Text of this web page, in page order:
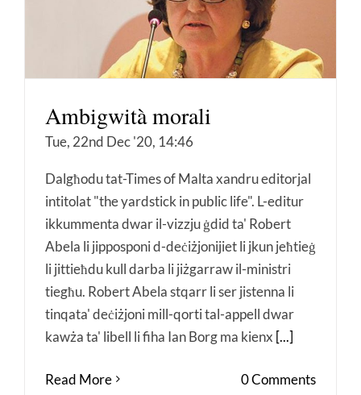
Ambigwità morali
Tue, 22nd Dec '20, 14:46
Dalgħodu tat-Times of Malta xandru editorjal
intitolat "the yardstick in public life". L-editur
ikkummenta dwar il-vizzju ġdid ta' Robert
Abela li jipposponi d-deċiżjonijiet li jkun jeħtieġ
li jittieħdu kull darba li jiżgarraw il-ministri
tiegħu. Robert Abela stqarr li ser jistenna li
tinqata' deċiżjoni mill-qorti tal-appell dwar
kawża ta' libell li fiha Ian Borg ma kienx [...]
Read More 0 Comments